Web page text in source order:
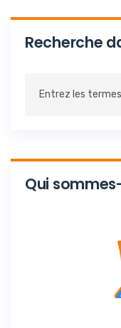
Recherche
Qui